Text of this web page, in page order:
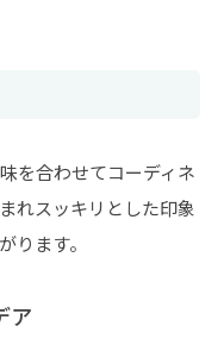
を合わせてコーディネ
れスッキリとした印象
ります。
ア